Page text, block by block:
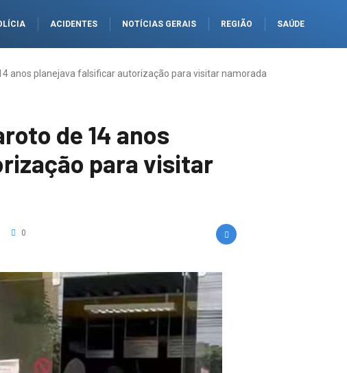
ACIDENTES NOTÍCIAS GERAIS REGIÃO SAÚDE
anos planejava falsificar autorização para visitar namorada
de 14 anos
para visitar
0